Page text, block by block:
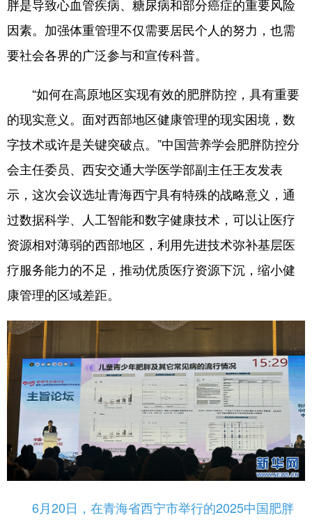
胖是导致心血管疾病、糖尿病和部分癌症的重要风险
因素。加强体重管理不仅需要居民个人的努力，也需
要社会各界的广泛参与和宣传科普。
“如何在高原地区实现有效的肥胖防控，具有重要
的现实意义。面对西部地区健康管理的现实困境，数
字技术或许是关键突破点。”中国营养学会肥胖防控分
会主任委员、西安交通大学医学部副主任王友发表
示，这次会议选址青海西宁具有特殊的战略意义，通
过数据科学、人工智能和数字健康技术，可以让医疗
资源相对薄弱的西部地区，利用先进技术弥补基层医
疗服务能力的不足，推动优质医疗资源下沉，缩小健
康管理的区域差距。
6月20日，在青海省西宁市举行的2025中国肥胖